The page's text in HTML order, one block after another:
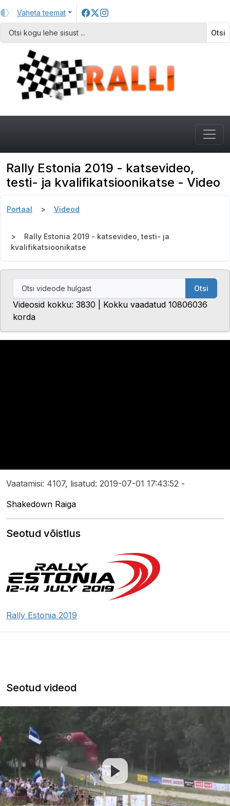
Vaheta teemat
Otsi
Rally Estonia 2019 - katsevideo,
testi- ja kvalifikatsioonikatse - Video
Portaal Videod
Rally Estonia 2019 - katsevideo, testi- ja
kvalifikatsioonikatse
Otsi
Videosid kokku: 3830 | Kokku vaadatud 10806036
korda
Vaatamisi: 4107, lisatud: 2019-07-01 17:43:52 -
Shakedown Raiga
Seotud võistlus
Rally Estonia 2019
Seotud videod